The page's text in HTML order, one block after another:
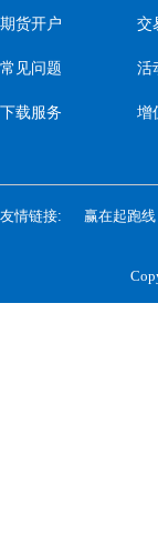
期货开户
常见问题
下载服务
交
活
增
友情链接: 赢在起跑线